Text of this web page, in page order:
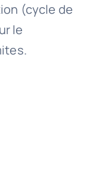
(cycle de
le